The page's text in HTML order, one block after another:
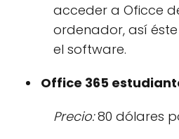
acceder a Oficce
ordenador, así
el software.
Office 365
Precio:80 dólares